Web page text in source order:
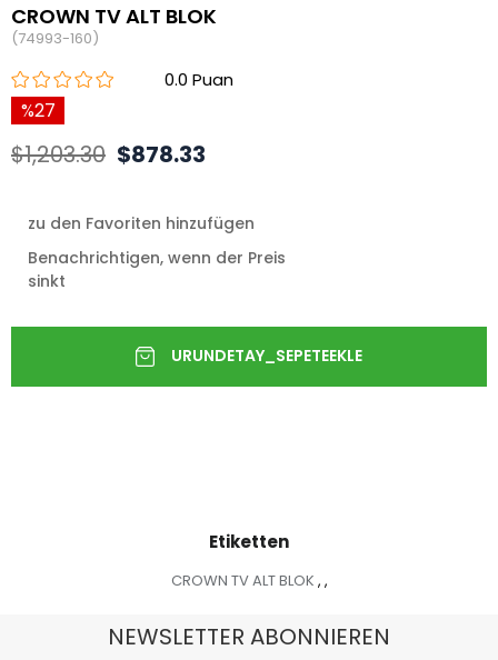
CROWN TV ALT BLOK
(74993-160)
0.0
27
$1,203.30 $878.33
zu den Favoriten hinzufügen
Benachrichtigen, wenn der Preis
sinkt
Etiketten
CROWN TV ALT BLOK , ,
NEWSLETTER ABONNIEREN